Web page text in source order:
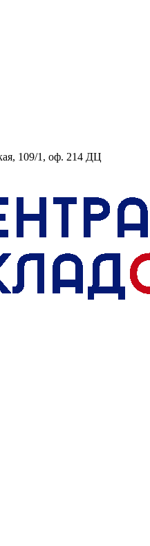
109/1, оф. 214 ДЦ